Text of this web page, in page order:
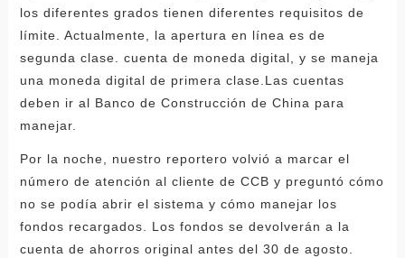
los diferentes grados tienen diferentes requisitos de
límite. Actualmente, la apertura en línea es de
segunda clase. cuenta de moneda digital, y se maneja
una moneda digital de primera clase.Las cuentas
deben ir al Banco de Construcción de China para
manejar.
Por la noche, nuestro reportero volvió a marcar el
número de atención al cliente de CCB y preguntó cómo
no se podía abrir el sistema y cómo manejar los
fondos recargados. Los fondos se devolverán a la
cuenta de ahorros original antes del 30 de agosto.